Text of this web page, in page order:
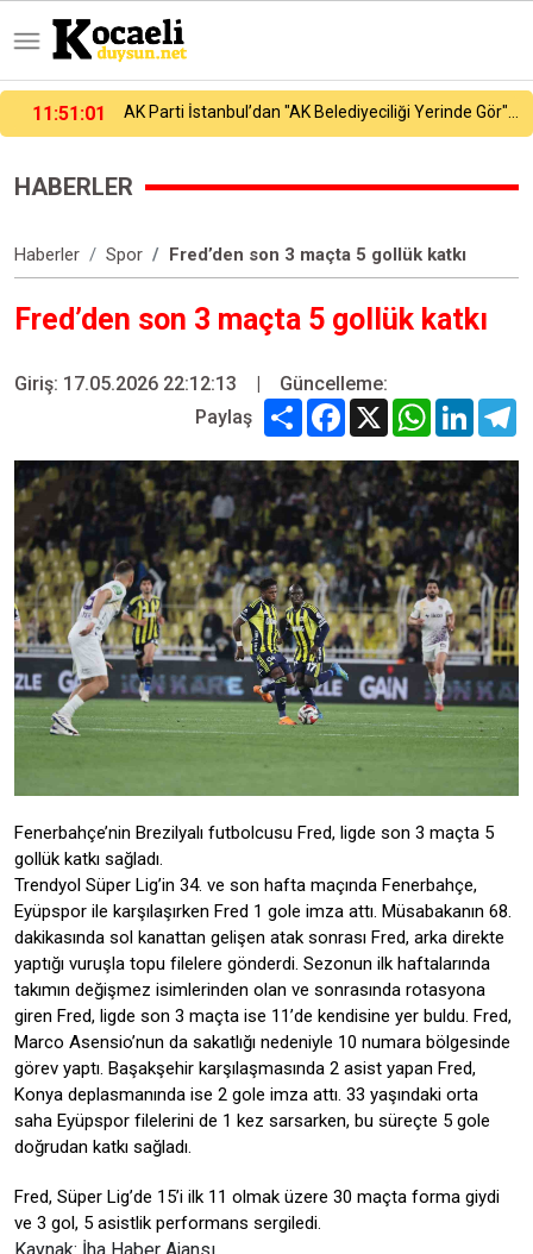
11:54:32 Küçükçekmece Menekşe Deresi’nde batık tekneler karabatakların yuvası oldu
HABERLER
Haberler Spor Fred’den son 3 maçta 5 gollük katkı
Fred’den son 3 maçta 5 gollük katkı
Giriş: 17.05.2026 22:12:13 |
Güncelleme:
Paylaş
Share Facebook
X WhatsApp
Fenerbahçe’nin Brezilyalı futbolcusu Fred, ligde son 3 maçta 5
gollük katkı sağladı.
Trendyol Süper Lig’in 34. ve son hafta maçında Fenerbahçe,
Eyüpspor ile karşılaşırken Fred 1 gole imza attı. Müsabakanın 68.
dakikasında sol kanattan gelişen atak sonrası Fred, arka direkte
yaptığı vuruşla topu filelere gönderdi. Sezonun ilk haftalarında
takımın değişmez isimlerinden olan ve sonrasında rotasyona
giren Fred, ligde son 3 maçta ise 11’de kendisine yer buldu. Fred,
Marco Asensio’nun da sakatlığı nedeniyle 10 numara bölgesinde
görev yaptı. Başakşehir karşılaşmasında 2 asist yapan Fred,
Konya deplasmanında ise 2 gole imza attı. 33 yaşındaki orta
saha Eyüpspor filelerini de 1 kez sarsarken, bu süreçte 5 gole
doğrudan katkı sağladı.
Fred, Süper Lig’de 15’i ilk 11 olmak üzere 30 maçta forma giydi
ve 3 gol, 5 asistlik performans sergiledi.